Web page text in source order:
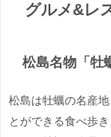
グルメ&レ
松島名物「牡
松島は牡蠣の名産
とができる食べ歩